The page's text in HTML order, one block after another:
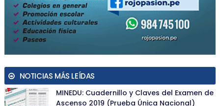
NOTICIAS MÁS LEÍDAS
MINEDU: Cuadernillo y Claves del Examen de
Ascenso 2019 (Prueba Única Nacional)